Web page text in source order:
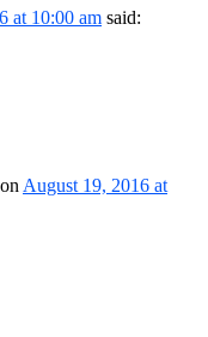
at 10:00 am said:
on August 19, 2016 at